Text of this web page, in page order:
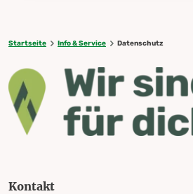
Startseite Info & Service Datenschutz
Kontakt